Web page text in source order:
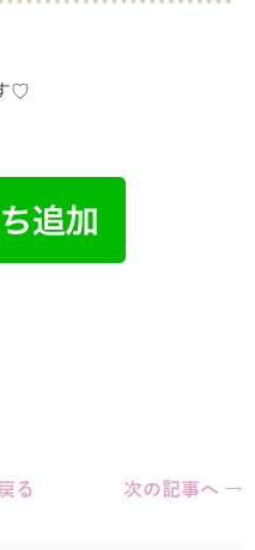
♡
る 次の記事へ →